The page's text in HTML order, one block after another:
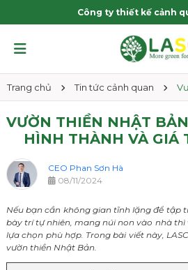
Công ty thiết kế cảnh
Trang chủ Tin tức cảnh quan
VƯỜN THIỀN NHẬT
HÌNH THÀNH VÀ GIÁ
CEO Phan Sơn Hà
08/11/2024
Nếu bạn cần không gian tĩnh lặng để tập
bày trí tự nhiên, mang núi non vào nhà
lựa chọn phù hợp. Trong bài viết này,
vườn thiền Nhật Bản.